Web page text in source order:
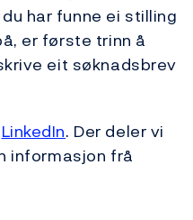
har funne ei stilling
er første trinn å
eit søknadsbrev
LinkedIn. Der deler vi
informasjon frå